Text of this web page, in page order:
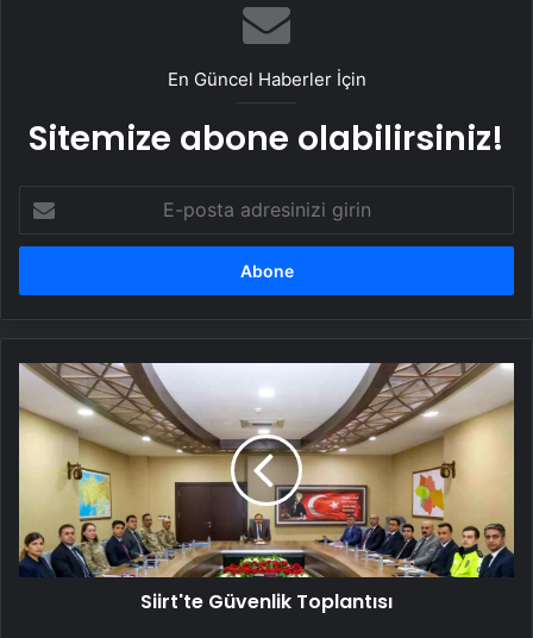
En Güncel Haberler İçin
Sitemize abone olabilirsiniz!
posta
adresinizi
Siirt'te
Güvenlik
Toplantısı
Siirt'te Güvenlik Toplantısı